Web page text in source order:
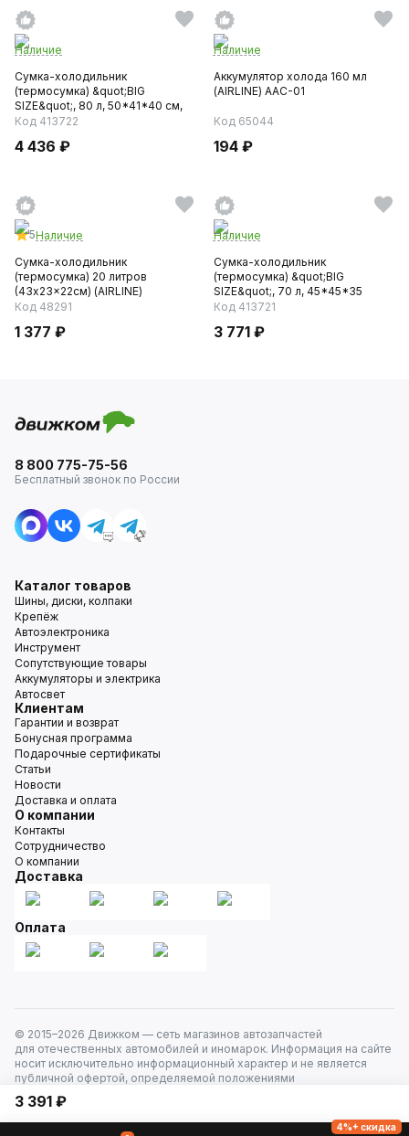
Наличие
Сумка-холодильник
(термосумка) &quot;BIG
SIZE&quot;, 80 л, 50*41*40 см,
верти...
Код 413722
4 436 ₽
Наличие
Аккумулятор холода 160 мл
(AIRLINE) AAC-01
Код 65044
194 ₽
5Наличие
Сумка-холодильник
(термосумка) 20 литров
(43x23x22см) (AIRLINE)
Код 48291
1 377 ₽
Наличие
Сумка-холодильник
(термосумка) &quot;BIG
SIZE&quot;, 70 л, 45*45*35
см,горизо...
Код 413721
3 771 ₽
3 391 ₽
8 800 775-75-56
Бесплатный звонок по России
Каталог товаров
Шины, диски, колпаки
Крепёж
Автоэлектроника
Инструмент
Сопутствующие товары
Аккумуляторы и электрика
Автосвет
Клиентам
Гарантии и возврат
Бонусная программа
Подарочные сертификаты
Статьи
Новости
Доставка и оплата
О компании
Контакты
Сотрудничество
О компании
Доставка
Оплата
© 2015–2026 Движком — сеть магазинов автозапчастей
для отечественных автомобилей и иномарок. Информация на сайте
носит исключительно информационный характер и не является
публичной офертой, определяемой положениями
4%+ скидка